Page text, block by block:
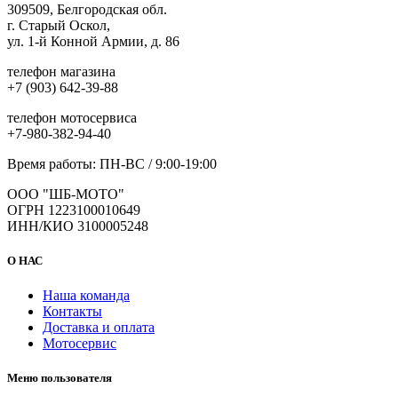
309509, Белгородская обл.
г. Старый Оскол,
ул. 1-й Конной Армии, д. 86
телефон магазина
+7 (903) 642-39-88
телефон мотосервиса
+7-980-382-94-40
Время работы: ПН-ВС / 9:00-19:00
ООО "ШБ-МОТО"
ОГРН 1223100010649
ИНН/КИО 3100005248
О НАС
Наша команда
Контакты
Доставка и оплата
Мотосервис
Меню пользователя